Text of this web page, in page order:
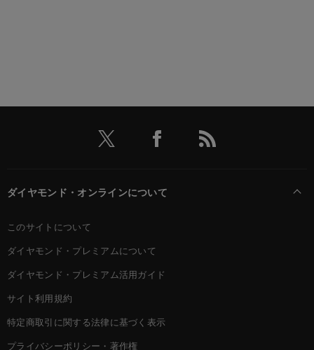
ダイヤモンド・オンラインについて
このサイトについて
ダイヤモンド・プレミアムについて
ダイヤモンド・プレミアム活用ガイド
サイト利用規約
特定商取引に関する法律に基づく表示
プライバシーポリシー・著作権